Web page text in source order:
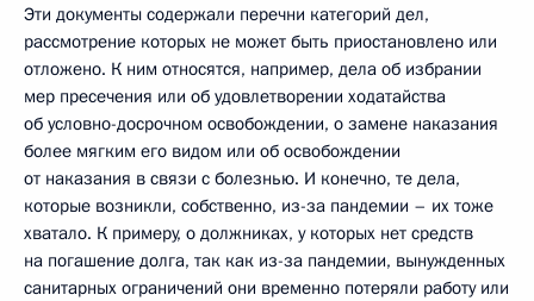
Эти документы содержали перечни категорий дел,
рассмотрение которых не может быть приостановлено или
отложено. К ним относятся, например, дела об избрании
мер пресечения или об удовлетворении ходатайства
об условно-досрочном освобождении, о замене наказания
более мягким его видом или об освобождении
от наказания в связи с болезнью. И конечно, те дела,
которые возникли, собственно, из-за пандемии – их тоже
хватало. К примеру, о должниках, у которых нет средств
на погашение долга, так как из-за пандемии, вынужденных
санитарных ограничений они временно потеряли работу или